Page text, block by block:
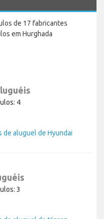
de 17 fabricantes
em Hurghada
4
de aluguel de Hyundai
3